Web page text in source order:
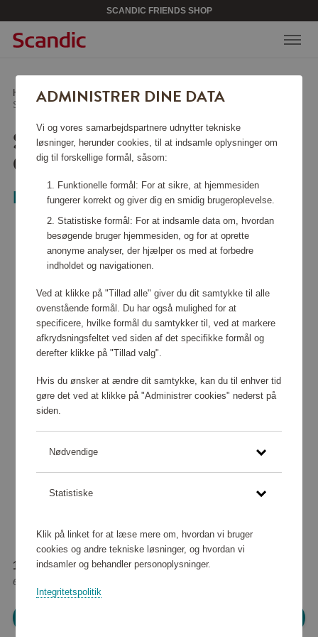
SCANDIC FRIENDS SHOP
Hjem /Skønhed & accessories /Solbriller /
Solbriller Wayfarer Original Tortoise
SOLBRILLER WAYFARER
ORIGINAL TORTOISE
Ray-Ban
133 760 point
eller
ADMINISTRER DINE DATA
Vi og vores samarbejdspartnere udnytter tekniske
løsninger, herunder cookies, til at indsamle oplysninger om
dig til forskellige formål, såsom:
Funktionelle formål: For at sikre, at hjemmesiden
fungerer korrekt og giver dig en smidig brugeroplevelse.
Statistiske formål: For at indsamle data om, hvordan
besøgende bruger hjemmesiden, og for at oprette
anonyme analyser, der hjælper os med at forbedre
indholdet og navigationen.
Ved at klikke på "Tillad alle" giver du dit samtykke til alle
ovenstående formål. Du har også mulighed for at
specificere, hvilke formål du samtykker til, ved at markere
afkrydsningsfeltet ved siden af det specifikke formål og
derefter klikke på "Tillad valg".
Hvis du ønsker at ændre dit samtykke, kan du til enhver tid
gøre det ved at klikke på "Administrer cookies" nederst på
siden.
Nødvendige
Statistiske
Klik på linket for at læse mere om, hvordan vi bruger
cookies og andre tekniske løsninger, og hvordan vi
indsamler og behandler personoplysninger.
Integritetspolitik